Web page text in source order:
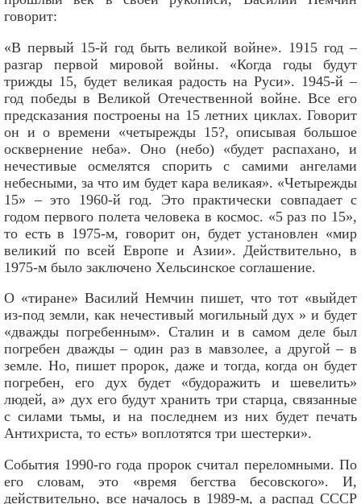
говорит:
«В первый 15-й год быть великой войне». 1915 год –
разгар первой мировой войны. «Когда годы будут
трижды 15, будет великая радость на Руси». 1945-й –
год победы в Великой Отечественной войне. Все его
предсказания построены на 15 летних циклах. Говорит
он и о времени «четырежды 15?, описывая большое
осквернение неба». Оно (небо) «будет распахано, и
нечестивые осмелятся спорить с самими ангелами
небесными, за что им будет кара великая». «Четырежды
15» – это 1960-й год. Это практически совпадает с
годом первого полета человека в космос. «5 раз по 15»,
то есть в 1975-м, говорит он, будет установлен «мир
великий по всей Европе и Азии». Действительно, в
1975-м было заключено Хельсинское соглашение.
О «тиране» Василий Немчин пишет, что тот «выйдет
из-под земли, как нечестивый могильный дух » и будет
«дважды погребенным». Сталин и в самом деле был
погребен дважды – один раз в мавзолее, а другой – в
земле. Но, пишет пророк, даже и тогда, когда он будет
погребен, его дух будет «будоражить и шевелить»
людей, а» дух его будут хранить три старца, связанные
с силами тьмы, и на последнем из них будет печать
Антихриста, то есть» воплотятся три шестерки».
События 1990-го года пророк считал переломными. По
его словам, это «время бегства бесовского». И,
действительно, все началось в 1989-м, а распад СССР